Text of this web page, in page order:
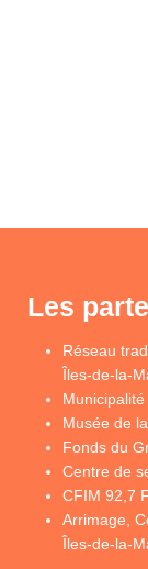
Les
Réseau
Îles-de-la-
Musée de
Fonds du
Centre de
CFIM 92,7
Arrimage,
Îles-de-la-